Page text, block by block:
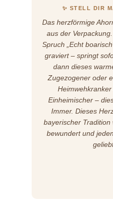
✨ STELL DIR
Das herzförmige
aus der
Spruch „Echt
graviert – springt
dann dieses
Zugezogener oder
Einheimischer –
Immer. Dieses
bayerischer Tradition
bewundert und